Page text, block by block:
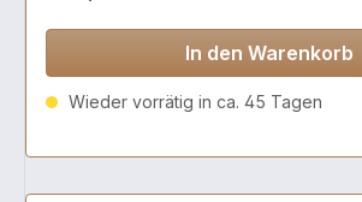
In den Warenkorb
Wieder vorrätig in ca. 45 Tagen